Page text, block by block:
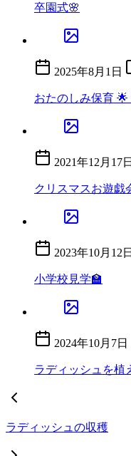
卒園式🌸
2025年8月1日
おたのしみ保育 🌟
2021年12月17日
クリスマスお遊戯
2023年10月12日
小学校見学🏫
2024年10月7日
ラディッシュを植
ラディッシュの収穫